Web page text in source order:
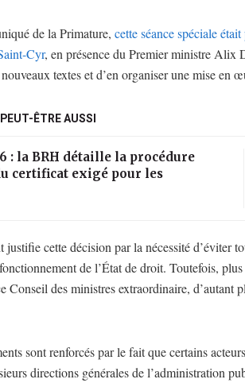
de la Primature, cette séance spéciale
Cyr, en présence du Premier ministre Alix
textes et d’en organiser une mise en
ÊTRE AUSSI
: la BRH détaille la procédure
certificat exigé pour les
justifie cette décision par la nécessité d’éviter
de l’État de droit. Toutefois,
Conseil des ministres extraordinaire, d’autant
sont renforcés par le fait que certains
directions générales de l’administration